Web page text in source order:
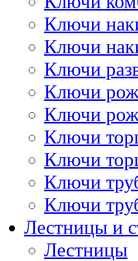
Ключи
Ключи
Ключи
Ключи
Ключи
Ключи
Ключи
Ключи
Ключи
Лестницы и
Лестницы